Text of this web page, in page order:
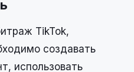
TikTok,
создавать
использовать